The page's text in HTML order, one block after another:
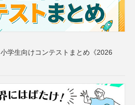
学生向けコンテストまとめ《2026